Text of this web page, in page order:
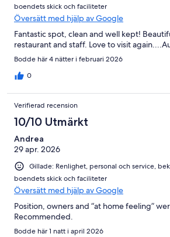
boendets skick och faciliteter
Översätt med hjälp av Google
Fantastic spot, clean and well kept!
restaurant and staff. Love to visit
Bodde här 4 nätter i februari 2026
0
Verifierad recension
10/10 Utmärkt
Andrea
29 apr. 2026
Gillade: Renlighet, personal och service,
boendets skick och faciliteter
Översätt med hjälp av Google
Position, owners and “at home feeling”
Recommended.
Bodde här 1 natt i april 2026